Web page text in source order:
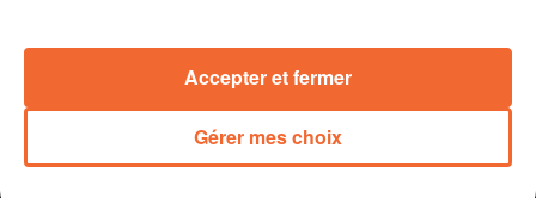
Gérer mes choix
Accepter et fermer